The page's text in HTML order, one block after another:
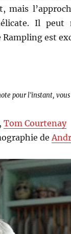
mais
Il peut
est
pour l'instant,
,Tom Courtenay
de